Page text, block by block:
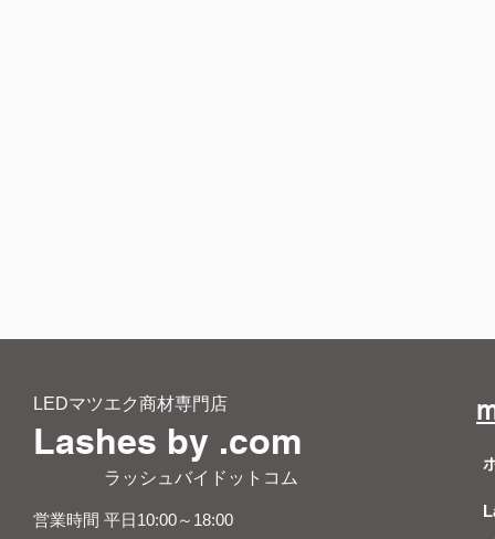
LEDマツエク商材専門店
Lashes by .com
​ ラッシュバイドットコム
営業時間 平日10:00～18:00